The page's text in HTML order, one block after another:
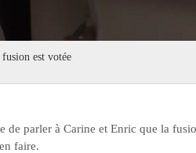
est votée
de parler à Carine et Enric que la
faire.